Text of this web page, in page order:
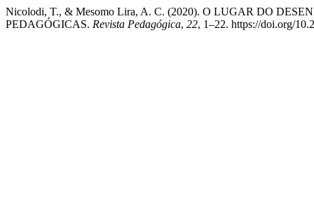
Nicolodi, T., & Mesomo Lira, A. C. (2020). O LUGAR DO
PEDAGÓGICAS. Revista Pedagógica, 22, 1–22. https://doi.org/